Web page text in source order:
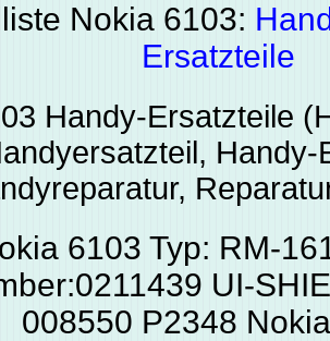
Nokia 6103:
Ersatzteile
Handy-Ersatzteile
Handy-
6103 Typ: RM-
UI-
008550 P2348